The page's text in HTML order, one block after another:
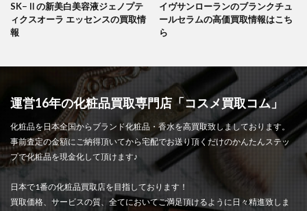
SK−Ⅱの新美白美容液ジェノプテ
ィクスオーラ エッセンスの買取情
報
イヴサンローランのブランクチュ
ールセラムの高価買取情報はこち
ら
運営16年の化粧品買取専門店「コスメ買取コム」
化粧品を日本全国からブランド化粧品・香水を高買取致しましております。
事前査定の金額にご納得頂いてから宅配でお送り頂くだけのかんたんステッ
プで化粧品を現金化して頂けます♪
日本で1番の化粧品買取店を目指しております！
買取価格、サービスの質、全てにおいてご満足頂けるように日々精進致しま